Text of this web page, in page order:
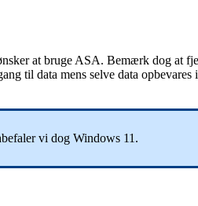
at bruge ASA. Bemærk dog at
til data mens selve data opbevares
vi dog Windows 11.